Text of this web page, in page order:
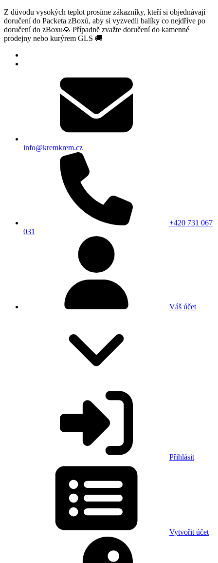
Z důvodu vysokých teplot prosíme zákazníky, kteří si objednávají
doručení do Packeta zBoxů, aby si vyzvedli balíky co nejdříve po
doručení do zBoxu🙏 Případně zvažte doručení do kamenné
prodejny nebo kurýrem GLS 🚚
info@kremkrem.cz
+420 731 067
031
Váš účet
Přihlásit
Vytvořit účet